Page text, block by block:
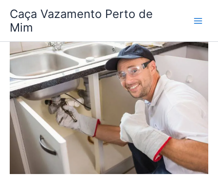
para
conteúdo
Caça Vazamento Perto de
Mim